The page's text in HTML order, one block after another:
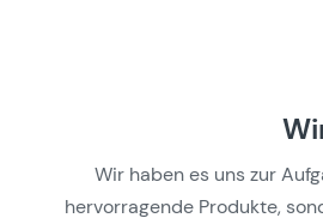
Wir haben es uns zur
hervorragende Produkte,